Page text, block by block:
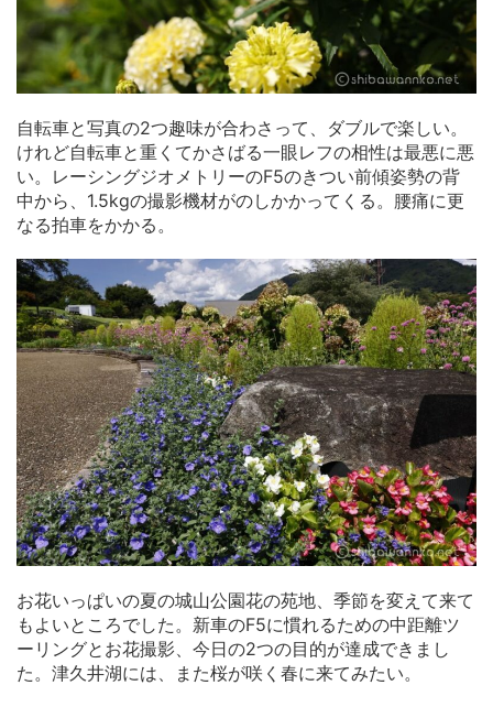
自転車と写真の2つ趣味が合わさって、ダブルで楽しい。
けれど自転車と重くてかさばる一眼レフの相性は最悪に悪
い。レーシングジオメトリーのF5のきつい前傾姿勢の背
中から、1.5kgの撮影機材がのしかかってくる。腰痛に更
なる拍車をかかる。
お花いっぱいの夏の城山公園花の苑地、季節を変えて来て
もよいところでした。新車のF5に慣れるための中距離ツ
ーリングとお花撮影、今日の2つの目的が達成できまし
た。津久井湖には、また桜が咲く春に来てみたい。